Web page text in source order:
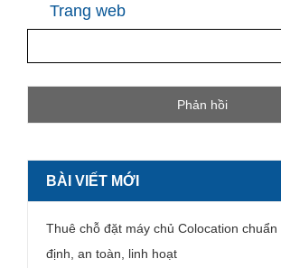
Trang web
BÀI VIẾT MỚI
Thuê chỗ đặt máy chủ Colocation chuẩn
định, an toàn, linh hoạt